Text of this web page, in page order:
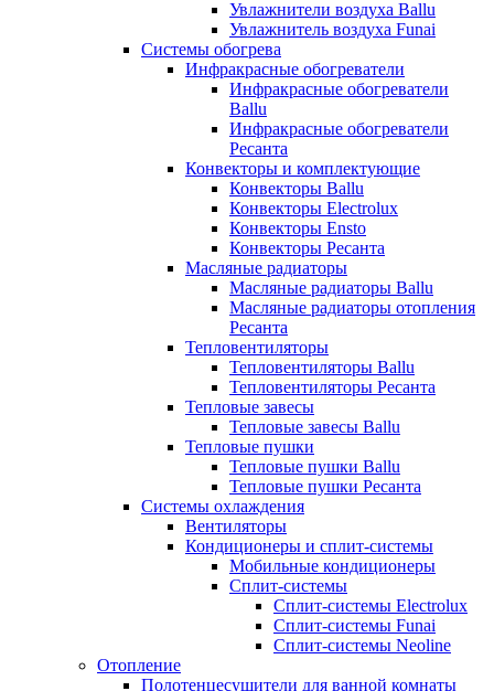
Увлажнители воздуха Ballu
Увлажнитель воздуха Funai
Системы обогрева
Инфракрасные обогреватели
Инфракрасные обогреватели
Ballu
Инфракрасные обогреватели
Ресанта
Конвекторы и комплектующие
Конвекторы Ballu
Конвекторы Electrolux
Конвекторы Ensto
Конвекторы Ресанта
Масляные радиаторы
Масляные радиаторы Ballu
Масляные радиаторы отопления
Ресанта
Тепловентиляторы
Тепловентиляторы Ballu
Тепловентиляторы Ресанта
Тепловые завесы
Тепловые завесы Ballu
Тепловые пушки
Тепловые пушки Ballu
Тепловые пушки Ресанта
Системы охлаждения
Вентиляторы
Кондиционеры и сплит-системы
Мобильные кондиционеры
Сплит-системы
Сплит-системы Electrolux
Сплит-системы Funai
Сплит-системы Neoline
Отопление
Полотенцесушители для ванной комнаты